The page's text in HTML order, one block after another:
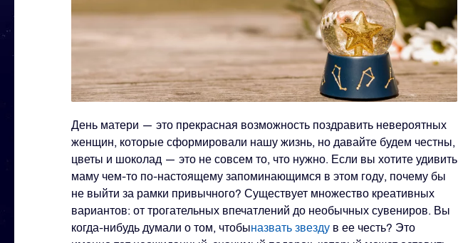
День матери — это прекрасная возможность поздравить невероятных
женщин, которые сформировали нашу жизнь, но давайте будем честны,
цветы и шоколад — это не совсем то, что нужно. Если вы хотите удивить
маму чем-то по-настоящему запоминающимся в этом году, почему бы
не выйти за рамки привычного? Существует множество креативных
вариантов: от трогательных впечатлений до необычных сувениров. Вы
когда-нибудь думали о том, чтобыназвать звезду в ее честь? Это